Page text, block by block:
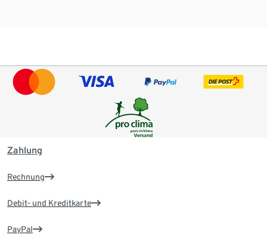
Zahlung
Rechnung
Debit- und Kreditkarte
PayPal